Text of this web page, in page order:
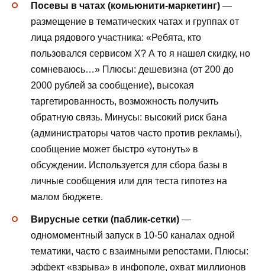
Посевы в чатах (комьюнити-маркетинг) —
размещение в тематических чатах и группах от
лица рядового участника: «Ребята, кто
пользовался сервисом Х? А то я нашел скидку, но
сомневаюсь…» Плюсы: дешевизна (от 200 до
2000 рублей за сообщение), высокая
таргетированность, возможность получить
обратную связь. Минусы: высокий риск бана
(администраторы чатов часто против рекламы),
сообщение может быстро «утонуть» в
обсуждении. Используется для сбора базы в
личные сообщения или для теста гипотез на
малом бюджете.
Вирусные сетки (паблик-сетки) —
одномоментный запуск в 10-50 каналах одной
тематики, часто с взаимными репостами. Плюсы:
эффект «взрыва» в инфополе, охват миллионов